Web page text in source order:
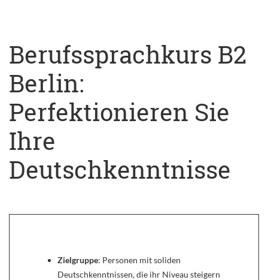
Berufssprachkurs B2
Berlin:
Perfektionieren Sie
Ihre
Deutschkenntnisse
Zielgruppe: Personen mit soliden
Deutschkenntnissen, die ihr Niveau steigern